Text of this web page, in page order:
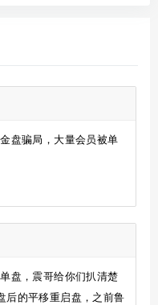
盘骗局，大量会员被单
盘，震哥给你们扒清楚
后的平移重启盘，之前鲁